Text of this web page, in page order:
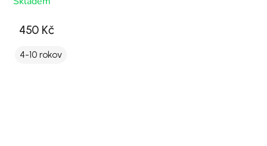
450 Kč
4-10 rokov